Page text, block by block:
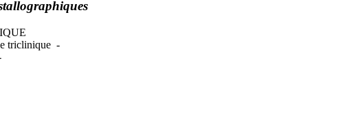
triclinique -